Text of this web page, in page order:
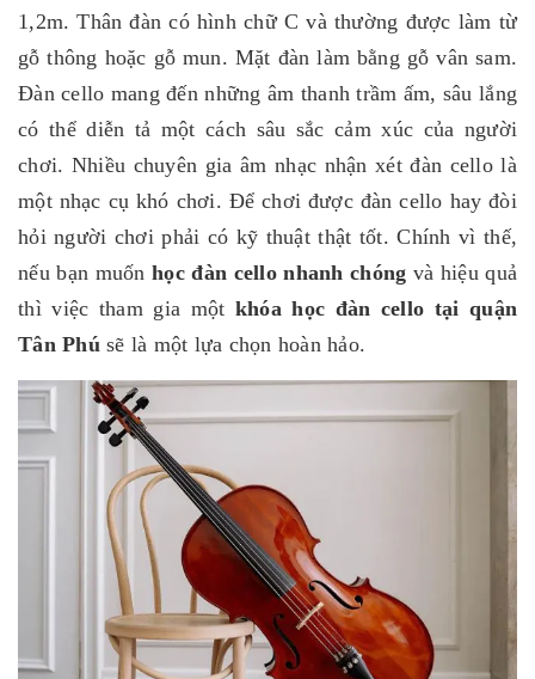
1,2m. Thân đàn có hình chữ C và thường được làm từ
gỗ thông hoặc gỗ mun. Mặt đàn làm bằng gỗ vân sam.
Đàn cello mang đến những âm thanh trầm ấm, sâu lắng
có thể diễn tả một cách sâu sắc cảm xúc của người
chơi. Nhiều chuyên gia âm nhạc nhận xét đàn cello là
một nhạc cụ khó chơi. Để chơi được đàn cello hay đòi
hỏi người chơi phải có kỹ thuật thật tốt. Chính vì thế,
nếu bạn muốn học đàn cello nhanh chóng và hiệu quả
thì việc tham gia một khóa học đàn cello tại quận
Tân Phúsẽ là một lựa chọn hoàn hảo.